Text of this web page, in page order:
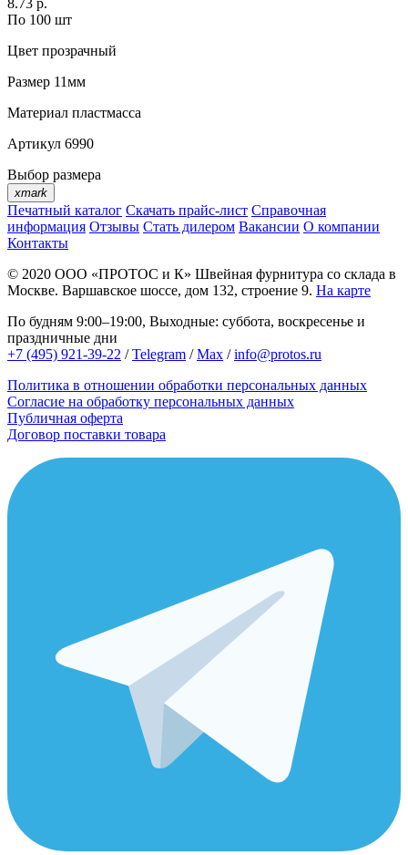
8.73 р.
По 100 шт
Цвет прозрачный
Размер 11мм
Материал пластмасса
Артикул 6990
Выбор размера
xmark
Печатный каталог Скачать прайс-лист Справочная
информация Отзывы Стать дилером Вакансии О компании
Контакты
© 2020 ООО «ПРОТОС и К» Швейная фурнитура со склада в
Москве. Варшавское шоссе, дом 132, строение 9. На карте
По будням 9:00–19:00, Выходные: суббота, воскресенье и
праздничные дни
+7 (495) 921-39-22 /Telegram /Max /info@protos.ru
Политика в отношении обработки персональных данных
Согласие на обработку персональных данных
Публичная оферта
Договор поставки товара